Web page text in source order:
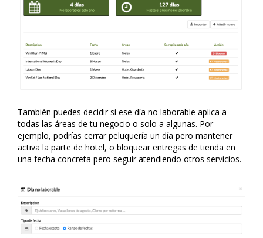
También puedes decidir si ese día no laborable aplica a
todas las áreas de tu negocio o solo a algunas. Por
ejemplo, podrías cerrar peluquería un día pero mantener
activa la parte de hotel, o bloquear entregas de tienda en
una fecha concreta pero seguir atendiendo otros servicios.